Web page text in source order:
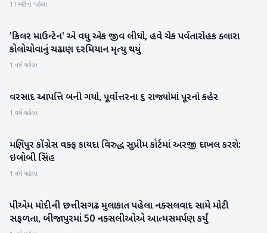
11 મહિના પહેલા
રાષ્ટ્રીય
'કિલર માઉન્ટેન' એ વધુ એક જીવ લીધો, હવે ચેક પર્વતારોહક ક્લારા
કોલોચોવાનું ચઢાણ દરમિયાન મૃત્યુ થયું
1 વર્ષ પહેલા
હવામાન
વરસાદ આપત્તિ બની ગયો, પૂર્વોત્તરના ૬ રાજ્યોમાં પૂરનો કહેર
1 વર્ષ પહેલા
રાષ્ટ્રીય
મણિપુર કોંગ્રેસ વક્ફ કાયદા વિરુદ્ધ સુપ્રીમ કોર્ટમાં અરજી દાખલ કરશે:
ઇબોબી સિંહ
1 વર્ષ પહેલા
રાષ્ટ્રીય
પીએમ મોદીની છત્તીસગઢ મુલાકાત પહેલા નક્સલવાદ સામે મોટી
સફળતા, બીજાપુરમાં 50 નક્સલીઓએ આત્મસમર્પણ કર્યું